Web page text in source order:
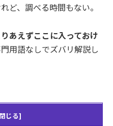
ど、調べる時間もない。
りあえずここに入っておけ
用語なしでズバリ解説し